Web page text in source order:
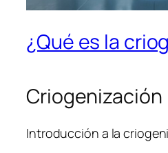
¿Qué es la
Criogenización
Introducción a la